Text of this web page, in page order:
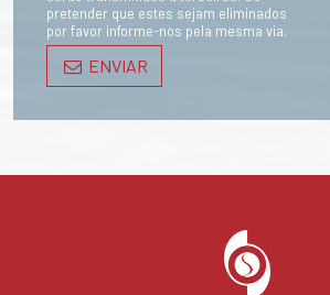
pretender que estes sejam eliminados
por favor informe-nos pela mesma via.
ENVIAR